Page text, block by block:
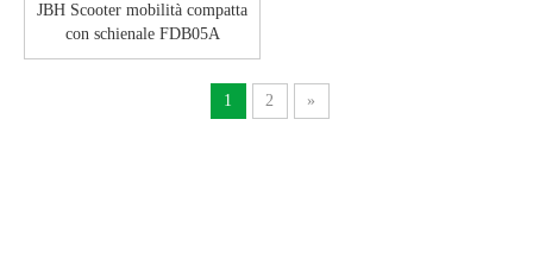
JBH Scooter mobilità compatta
con schienale FDB05A
1 2 »